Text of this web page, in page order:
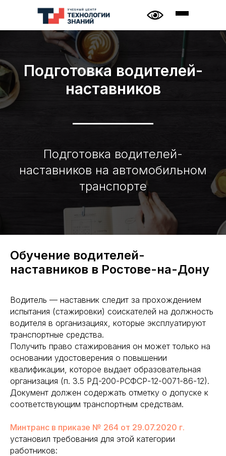
Подготовка водителей-
наставников
Подготовка водителей-
наставников на автомобильном
транспорте
Обучение водителей-
наставников в Ростове-на-Дону
Водитель — наставник следит за прохождением
испытания (стажировки) соискателей на должность
водителя в организациях, которые эксплуатируют
транспортные средства.
Получить право стажирования он может только на
основании удостоверения о повышении
квалификации, которое выдает образовательная
организация (п. 3.5 РД-200-РСФСР-12-0071-86-12).
Документ должен содержать отметку о допуске к
соответствующим транспортным средствам.
Минтранс в приказе № 264 от 29.07.2020 г.
установил требования для этой категории
работников: